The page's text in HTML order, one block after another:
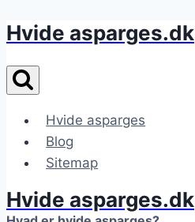
Fortsæt
indhold
Hvide asparges.dk
Hvide asparges
Blog
Sitemap
Hvide asparges.dk